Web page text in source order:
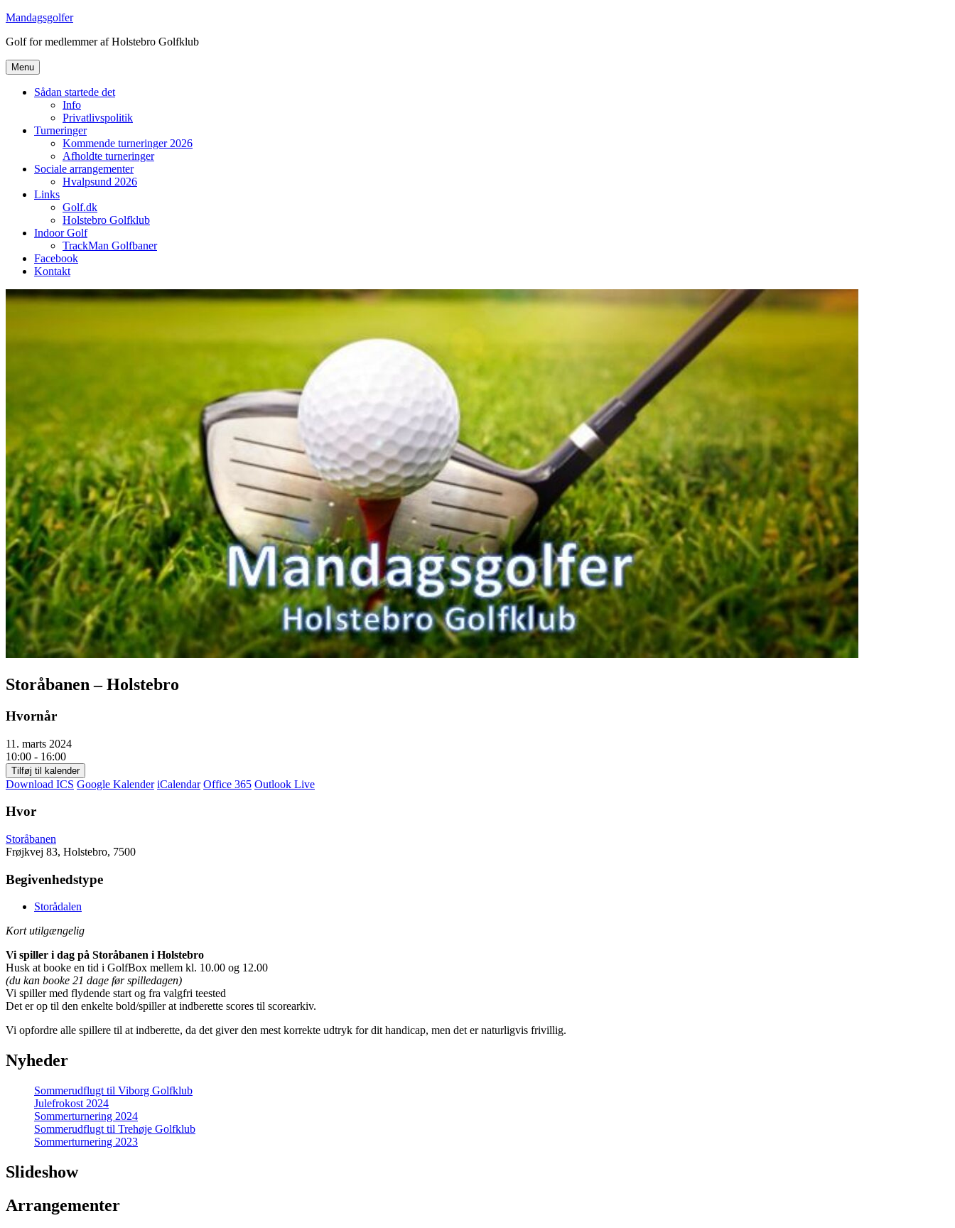
Videre
indhold
Mandagsgolfer
Golf for medlemmer af Holstebro Golfklub
Menu
Sådan startede det
Info
Privatlivspolitik
Turneringer
Kommende turneringer 2026
Afholdte turneringer
Sociale arrangementer
Hvalpsund 2026
Links
Golf.dk
Holstebro Golfklub
Indoor Golf
TrackMan Golfbaner
Facebook
Kontakt
Storåbanen – Holstebro
Hvornår
11. marts 2024
10:00 - 16:00
Tilføj til kalender
Download ICS Google Kalender iCalendar Office 365 Outlook Live
Hvor
Storåbanen
Frøjkvej 83, Holstebro, 7500
Begivenhedstype
Storådalen
Kort utilgængelig
Vi spiller i dag på Storåbanen i Holstebro
Husk at booke en tid i GolfBox mellem kl. 10.00 og 12.00
(du kan booke 21 dage før spilledagen)
Vi spiller med flydende start og fra valgfri teested
Det er op til den enkelte bold/spiller at indberette scores til scorearkiv.
Vi opfordre alle spillere til at indberette, da det giver den mest korrekte udtryk for dit handicap, men det er naturligvis frivillig.
Nyheder
Sommerudflugt til Viborg Golfklub
Julefrokost 2024
Sommerturnering 2024
Sommerudflugt til Trehøje Golfklub
Sommerturnering 2023
Slideshow
Arrangementer